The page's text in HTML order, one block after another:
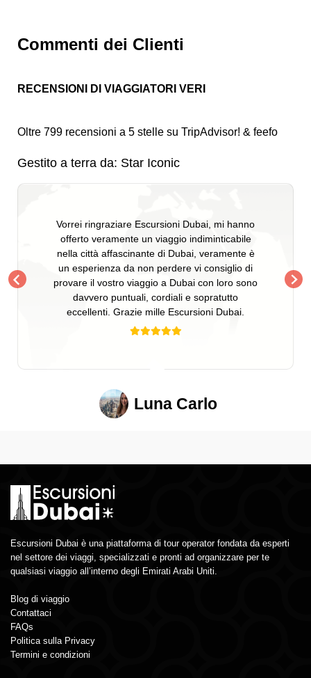
Commenti dei Clienti
RECENSIONI DI VIAGGIATORI VERI
Oltre 799 recensioni a 5 stelle su TripAdvisor! & feefo
Gestito a terra da: Star Iconic
Vorrei ringraziare Escursioni Dubai, mi hanno
offerto veramente un viaggio indiminticabile
nella città affascinante di Dubai, veramente è
un esperienza da non perdere vi consiglio di
provare il vostro viaggio a Dubai con loro sono
davvero puntuali, cordiali e sopratutto
eccellenti. Grazie mille Escursioni Dubai.
Luna Carlo
Escursioni Dubai è una piattaforma di tour operator fondata da esperti
nel settore dei viaggi, specializzati e pronti ad organizzare per te
qualsiasi viaggio all’interno degli Emirati Arabi Uniti.
Blog di viaggio
Contattaci
FAQs
Politica sulla Privacy
Termini e condizioni